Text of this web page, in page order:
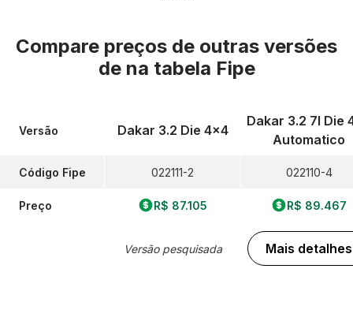
Compare preços de outras versões
de na tabela Fipe
Versão
Código Fipe
Preço
Dakar 3.2 Die 4x4
022111-2
R$ 87.105
Versão pesquisada
Dakar 3.2 7l Die
Automatico
022110-4
R$ 89.467
Mais detalhes